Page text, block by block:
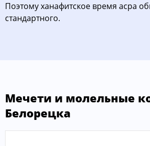
Поэтому ханафитское время асра
стандартного.
Мечети и молельные
Белорецка